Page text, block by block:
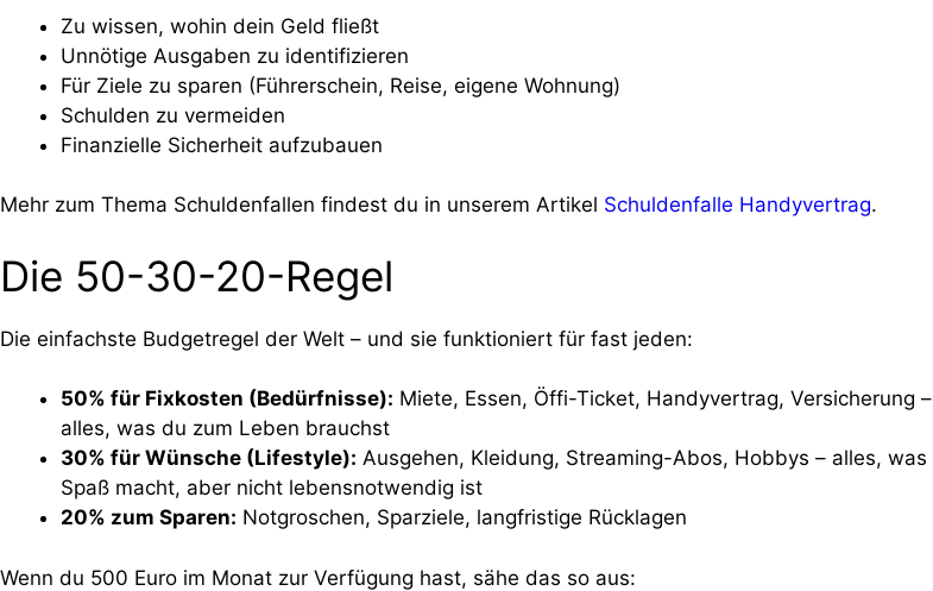
Zu wissen, wohin dein Geld fließt
Unnötige Ausgaben zu identifizieren
Für Ziele zu sparen (Führerschein, Reise, eigene Wohnung)
Schulden zu vermeiden
Finanzielle Sicherheit aufzubauen
Mehr zum Thema Schuldenfallen findest du in unserem Artikel Schuldenfalle Handyvertrag.
Die 50-30-20-Regel
Die einfachste Budgetregel der Welt – und sie funktioniert für fast jeden:
50% für Fixkosten (Bedürfnisse): Miete, Essen, Öffi-Ticket, Handyvertrag, Versicherung –
alles, was du zum Leben brauchst
30% für Wünsche (Lifestyle): Ausgehen, Kleidung, Streaming-Abos, Hobbys – alles, was
Spaß macht, aber nicht lebensnotwendig ist
20% zum Sparen: Notgroschen, Sparziele, langfristige Rücklagen
Wenn du 500 Euro im Monat zur Verfügung hast, sähe das so aus: